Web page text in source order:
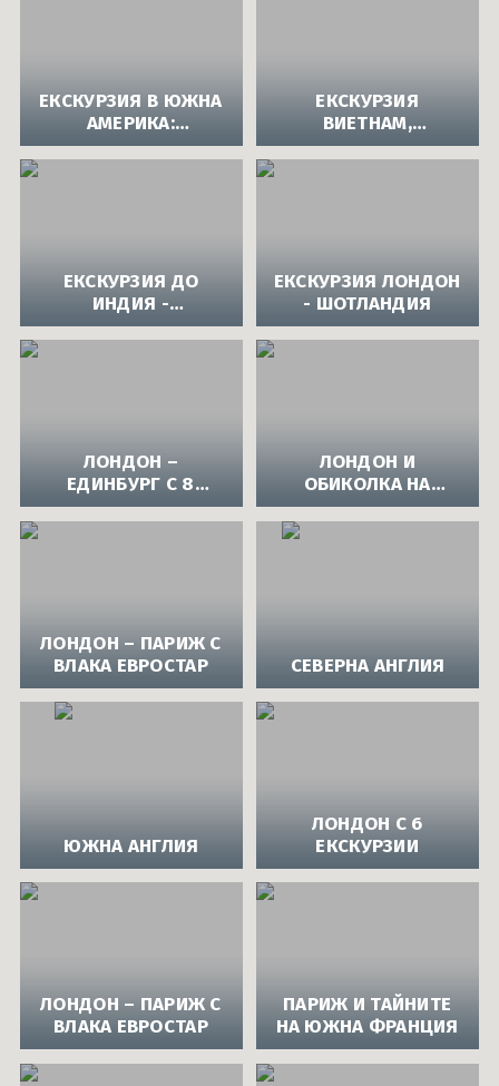
ЕКСКУРЗИЯ В ЮЖНА
АМЕРИКА:
ЕКСКУРЗИЯ В
БРАЗИЛИЯ И
ЕКСКУРЗИЯ
ВИЕТНАМ,
КАМБОДЖА И
ТАЙЛАНД |
ЕКСКУРЗИЯ ДО
ИНДИЯ -
ПАМЕТНИЦИ НА
ЕКСКУРЗИЯ ЛОНДОН
- ШОТЛАНДИЯ
ЛОНДОН –
ЕДИНБУРГ С 8
ВКЛЮЧЕНИ
ЕКСКУРЗИИ
ЛОНДОН И
ОБИКОЛКА НА
ИРЛАНДИЯ
ЛОНДОН – ПАРИЖ С
ВЛАКА ЕВРОСТАР
СЕВЕРНА АНГЛИЯ
ЮЖНА АНГЛИЯ
ЛОНДОН С 6
ЕКСКУРЗИИ
ЛОНДОН – ПАРИЖ С
ВЛАКА ЕВРОСТАР
ПАРИЖ И ТАЙНИТЕ
НА ЮЖНА ФРАНЦИЯ